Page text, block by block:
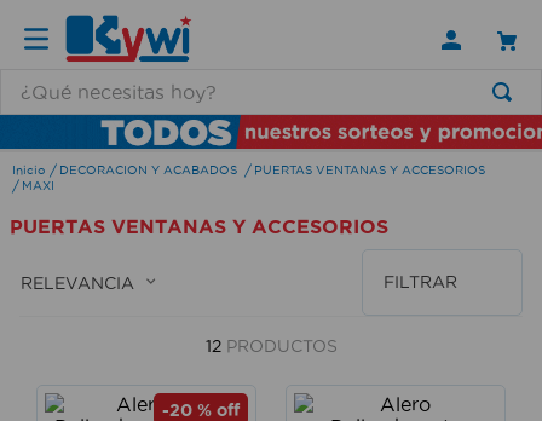
DECORACION Y ACABADOS
PUERTAS VENTANAS Y ACCESORIOS
MAXI
PUERTAS VENTANAS Y ACCESORIOS
RELEVANCIA FILTRAR
12 PRODUCTOS
-20 % off
TÉRMINOS MÁS BUSCADOS
1.
lamparas
2 .
ducha
.
escritorio